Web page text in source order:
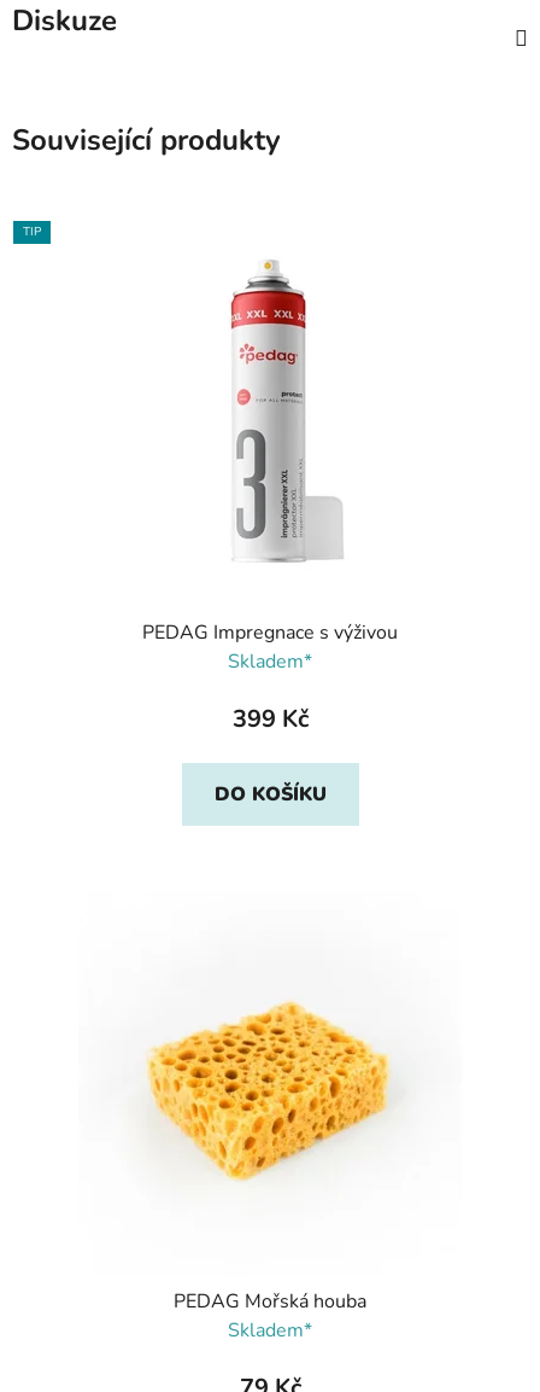
Diskuze
Související produkty
TIP
PEDAG Impregnace s výživou
Skladem*
399 Kč
DO KOŠÍKU
PEDAG Mořská houba
Skladem*